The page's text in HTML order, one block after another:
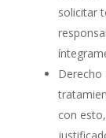
solicitar
Derecho
con